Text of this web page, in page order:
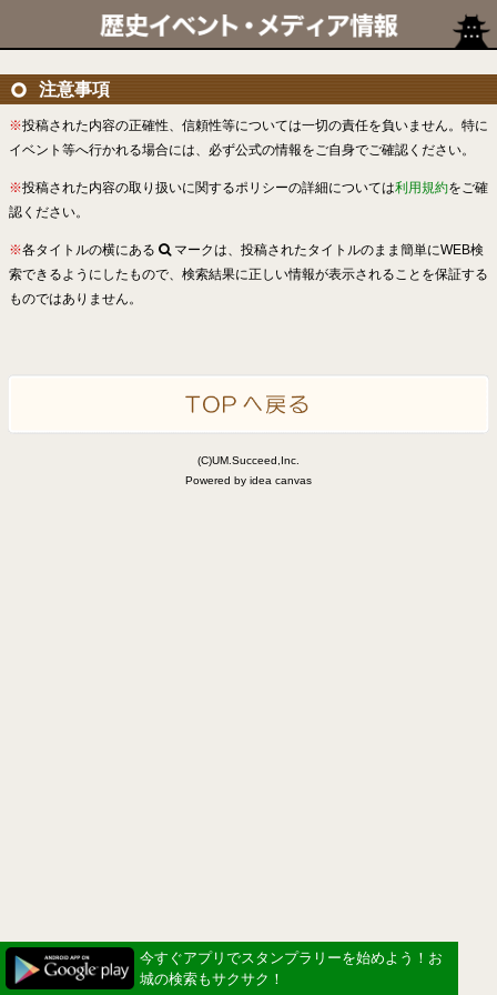
注意事項
※投稿された内容の正確性、信頼性等については一切の責任を負いません。特に
イベント等へ行かれる場合には、必ず公式の情報をご自身でご確認ください。
※投稿された内容の取り扱いに関するポリシーの詳細については利用規約をご確
認ください。
※各タイトルの横にある
マークは、投稿されたタイトルのまま簡単にWEB検
索できるようにしたもので、検索結果に正しい情報が表示されることを保証する
ものではありません。
(C)UM.Succeed,Inc.
Powered by idea canvas
今すぐアプリでスタンプラリーを始めよう！お
城の検索もサクサク！